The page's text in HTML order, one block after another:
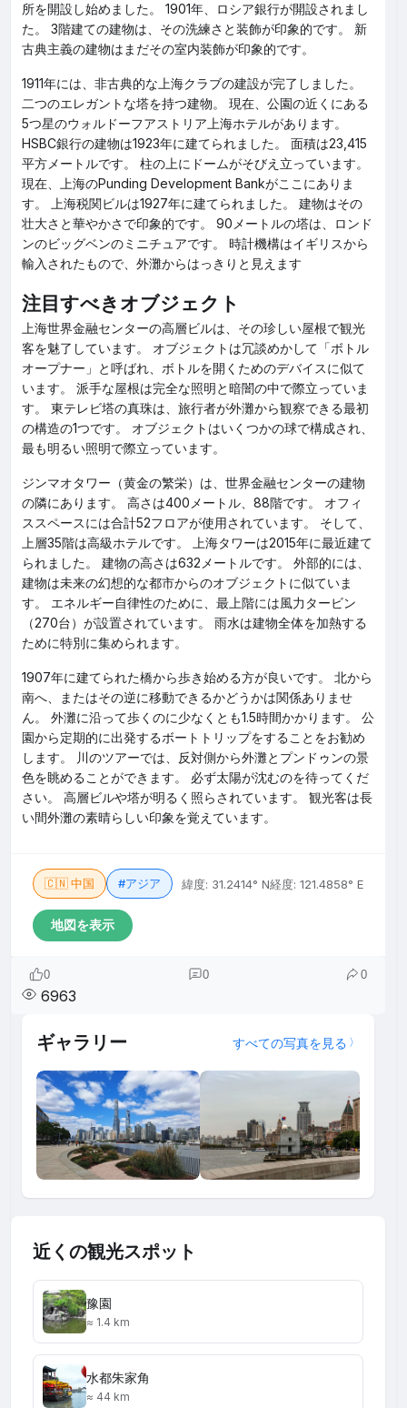
所を開設し始めました。 1901年、ロシア銀行が開設されまし
た。 3階建ての建物は、その洗練さと装飾が印象的です。 新
古典主義の建物はまだその室内装飾が印象的です。
1911年には、非古典的な上海クラブの建設が完了しました。
二つのエレガントな塔を持つ建物。 現在、公園の近くにある
5つ星のウォルドーフアストリア上海ホテルがあります。
HSBC銀行の建物は1923年に建てられました。 面積は23,415
平方メートルです。 柱の上にドームがそびえ立っています。
現在、上海のPunding Development Bankがここにありま
す。 上海税関ビルは1927年に建てられました。 建物はその
壮大さと華やかさで印象的です。 90メートルの塔は、ロンド
ンのビッグベンのミニチュアです。 時計機構はイギリスから
輸入されたもので、外灘からはっきりと見えます
注目すべきオブジェクト
上海世界金融センターの高層ビルは、その珍しい屋根で観光
客を魅了しています。 オブジェクトは冗談めかして「ボトル
オープナー」と呼ばれ、ボトルを開くためのデバイスに似て
います。 派手な屋根は完全な照明と暗闇の中で際立っていま
す。 東テレビ塔の真珠は、旅行者が外灘から観察できる最初
の構造の1つです。 オブジェクトはいくつかの球で構成され、
最も明るい照明で際立っています。
ジンマオタワー（黄金の繁栄）は、世界金融センターの建物
の隣にあります。 高さは400メートル、88階です。 オフィ
ススペースには合計52フロアが使用されています。 そして、
上層35階は高級ホテルです。 上海タワーは2015年に最近建て
られました。 建物の高さは632メートルです。 外部的には、
建物は未来の幻想的な都市からのオブジェクトに似ていま
す。 エネルギー自律性のために、最上階には風力タービン
（270台）が設置されています。 雨水は建物全体を加熱する
ために特別に集められます。
1907年に建てられた橋から歩き始める方が良いです。 北から
南へ、またはその逆に移動できるかどうかは関係ありませ
ん。 外灘に沿って歩くのに少なくとも1.5時間かかります。 公
園から定期的に出発するボートトリップをすることをお勧め
します。 川のツアーでは、反対側から外灘とプンドゥンの景
色を眺めることができます。 必ず太陽が沈むのを待ってくだ
さい。 高層ビルや塔が明るく照らされています。 観光客は長
い間外灘の素晴らしい印象を覚えています。
🇨🇳 中国 #アジア 緯度: 31.2414° N経度: 121.4858° E
地図を表示
0 0 0
6963
ギャラリー すべての写真を見る
近くの観光スポット
豫園
≈ 1.4 km
水都朱家角
≈ 44 km